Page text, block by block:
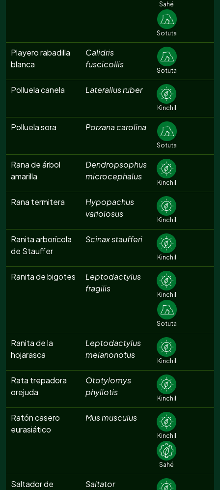
Sahé
Sotuta
Playero rabadilla
blanca
Calidris
fuscicollis
Sotuta
Polluela canela Laterallus ruber
Kinchil
Polluela sora Porzana carolina
Sotuta
Rana de árbol
amarilla
Dendropsophus
microcephalus
Kinchil
Rana termitera
Hypopachus
variolosus
Kinchil
Ranita arborícola
de Stauffer
Scinax staufferi
Kinchil
Ranita de bigotes
Leptodactylus
fragilis
Kinchil
Sotuta
Ranita de la
hojarasca
Leptodactylus
melanonotus
Kinchil
Rata trepadora
orejuda
Ototylomys
phyllotis
Kinchil
Ratón casero
eurasiático
Mus musculus
Kinchil
Sahé
Saltador de
Saltator